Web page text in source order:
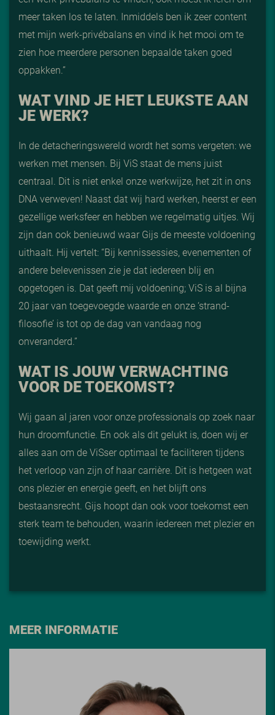
meer taken los te laten. Inmiddels ben ik zeer content
met mijn werk-privébalans en vind ik het mooi om te
zien hoe meerdere personen bepaalde taken goed
oppakken.”
WAT VIND JE HET LEUKSTE AAN
JE WERK?
In de detacheringswereld wordt het soms vergeten: we
werken met mensen. Bij ViS staat de mens juist
centraal. Dit is niet enkel onze werkwijze, het zit in ons
DNA verweven! Naast dat wij hard werken, heerst er een
gezellige werksfeer en hebben we regelmatig uitjes. Wij
zijn dan ook benieuwd waar Gijs de meeste voldoening
uithaalt. Hij vertelt: “Bij kennissessies, evenementen of
andere belevenissen zie je dat iedereen blij en
opgetogen is. Dat geeft mij voldoening; ViS is al bijna
20 jaar van toegevoegde waarde en onze ‘strand-
filosofie’ is tot op de dag van vandaag nog
onveranderd.”
WAT IS JOUW VERWACHTING
VOOR DE TOEKOMST?
Wij gaan al jaren voor onze professionals op zoek naar
hun droomfunctie. En ook als dit gelukt is, doen wij er
alles aan om de ViSser optimaal te faciliteren tijdens
het verloop van zijn of haar carrière. Dit is hetgeen wat
ons plezier en energie geeft, en het blijft ons
bestaansrecht. Gijs hoopt dan ook voor toekomst een
sterk team te behouden, waarin iedereen met plezier en
toewijding werkt.
MEER INFORMATIE